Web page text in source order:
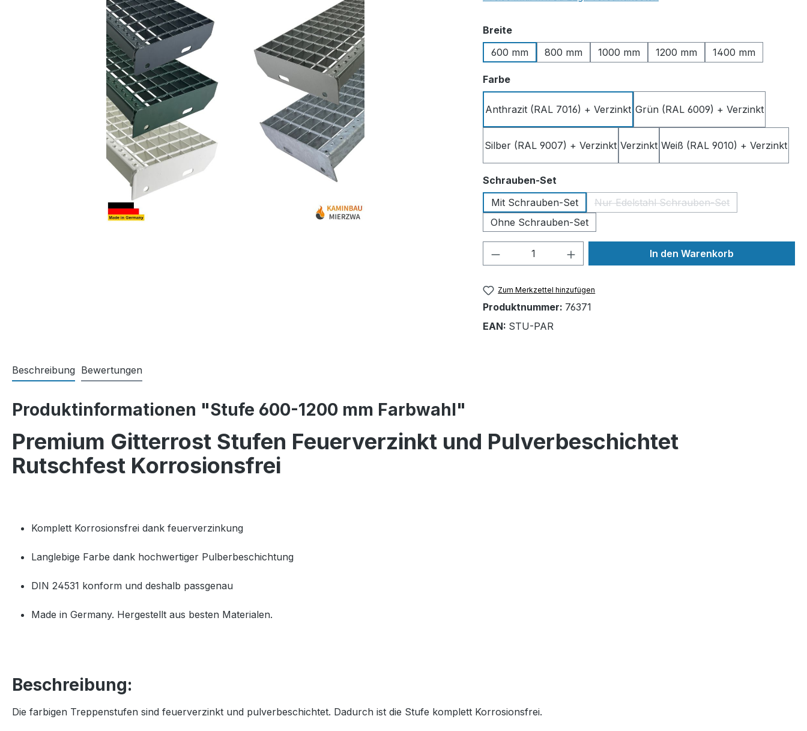
Breiteauswählen
600 mm
800 mm 1000 mm 1200 mm 1400 mm
Farbeauswählen
Anthrazit (RAL 7016) + Verzinkt Grün (RAL 6009) + Verzinkt
Silber (RAL 9007) + Verzinkt Verzinkt Weiß (RAL 9010) + Verzinkt
Schrauben-Set
Mit Schrauben-Set
Nur Edelstahl Schrauben-Set
(Diese Option ist zurzeit nicht
Ohne Schrauben-Set
Produkt Anzahl: Gib den gewünschten Wert
In den Warenkorb
Zum Merkzettel hinzufügen
Produktnummer: 76371
EAN: STU-PAR
Beschreibung Bewertungen
Produktinformationen "Stufe 600-1200 mm Farbwahl"
Premium Gitterrost Stufen Feuerverzinkt und Pulverbeschichtet
Rutschfest Korrosionsfrei
Komplett Korrosionsfrei dank feuerverzinkung
Langlebige Farbe dank hochwertiger Pulberbeschichtung
DIN 24531 konform und deshalb passgenau
Made in Germany. Hergestellt aus besten Materialen.
Beschreibung:
Die farbigen Treppenstufen sind feuerverzinkt und pulverbeschichtet. Dadurch ist die Stufe komplett Korrosionsfrei.